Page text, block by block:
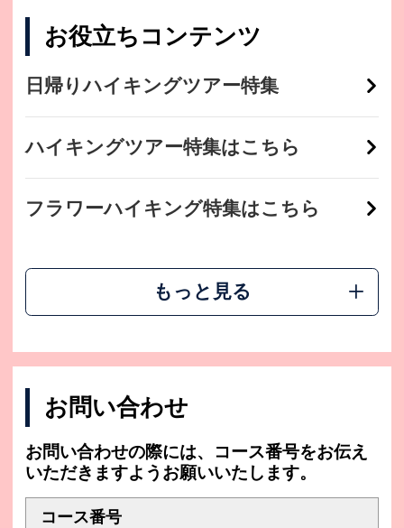
お役立ちコンテンツ
日帰りハイキングツアー特集
ハイキングツアー特集はこちら
フラワーハイキング特集はこちら
もっと見る
お問い合わせ
お問い合わせの際には、コース番号をお伝え
いただきますようお願いいたします。
コース番号